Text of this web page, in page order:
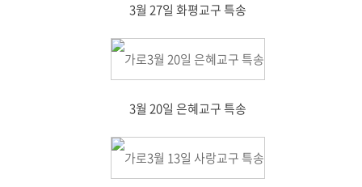
3월 27일 화평교구 특송
3월 20일 은혜교구 특송